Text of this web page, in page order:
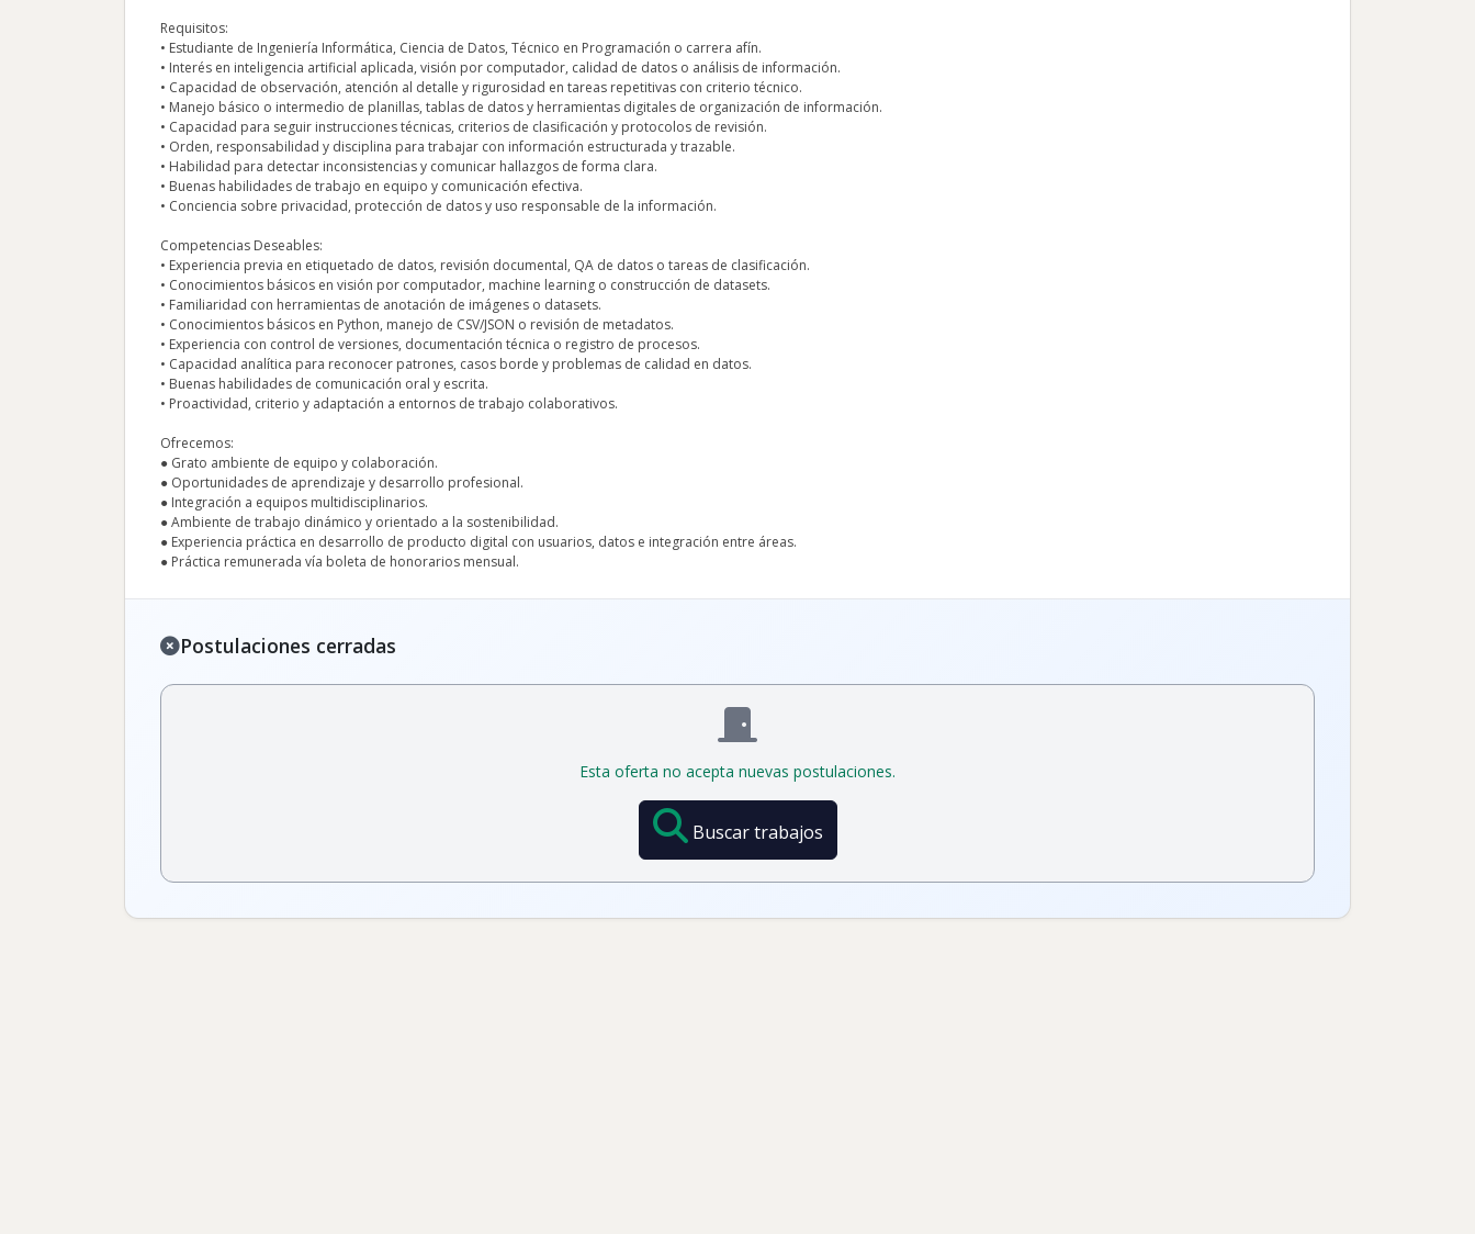
Requisitos:
• Estudiante de Ingeniería Informática, Ciencia de Datos, Técnico en Programación o carrera afín.
• Interés en inteligencia artificial aplicada, visión por computador, calidad de datos o análisis de información.
• Capacidad de observación, atención al detalle y rigurosidad en tareas repetitivas con criterio técnico.
• Manejo básico o intermedio de planillas, tablas de datos y herramientas digitales de organización de información.
• Capacidad para seguir instrucciones técnicas, criterios de clasificación y protocolos de revisión.
• Orden, responsabilidad y disciplina para trabajar con información estructurada y trazable.
• Habilidad para detectar inconsistencias y comunicar hallazgos de forma clara.
• Buenas habilidades de trabajo en equipo y comunicación efectiva.
• Conciencia sobre privacidad, protección de datos y uso responsable de la información.
Competencias Deseables:
• Experiencia previa en etiquetado de datos, revisión documental, QA de datos o tareas de clasificación.
• Conocimientos básicos en visión por computador, machine learning o construcción de datasets.
• Familiaridad con herramientas de anotación de imágenes o datasets.
• Conocimientos básicos en Python, manejo de CSV/JSON o revisión de metadatos.
• Experiencia con control de versiones, documentación técnica o registro de procesos.
• Capacidad analítica para reconocer patrones, casos borde y problemas de calidad en datos.
• Buenas habilidades de comunicación oral y escrita.
• Proactividad, criterio y adaptación a entornos de trabajo colaborativos.
Ofrecemos:
● Grato ambiente de equipo y colaboración.
● Oportunidades de aprendizaje y desarrollo profesional.
● Integración a equipos multidisciplinarios.
● Ambiente de trabajo dinámico y orientado a la sostenibilidad.
● Experiencia práctica en desarrollo de producto digital con usuarios, datos e integración entre áreas.
● Práctica remunerada vía boleta de honorarios mensual.
Postulaciones cerradas
Esta oferta no acepta nuevas postulaciones.
Buscar trabajos